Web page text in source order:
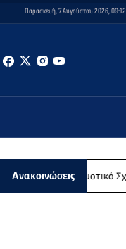
Παρασκευή, 7 Αυγούστου 2026, 09:12
Ανακοινώσεις
Σχολείο Λακκίου